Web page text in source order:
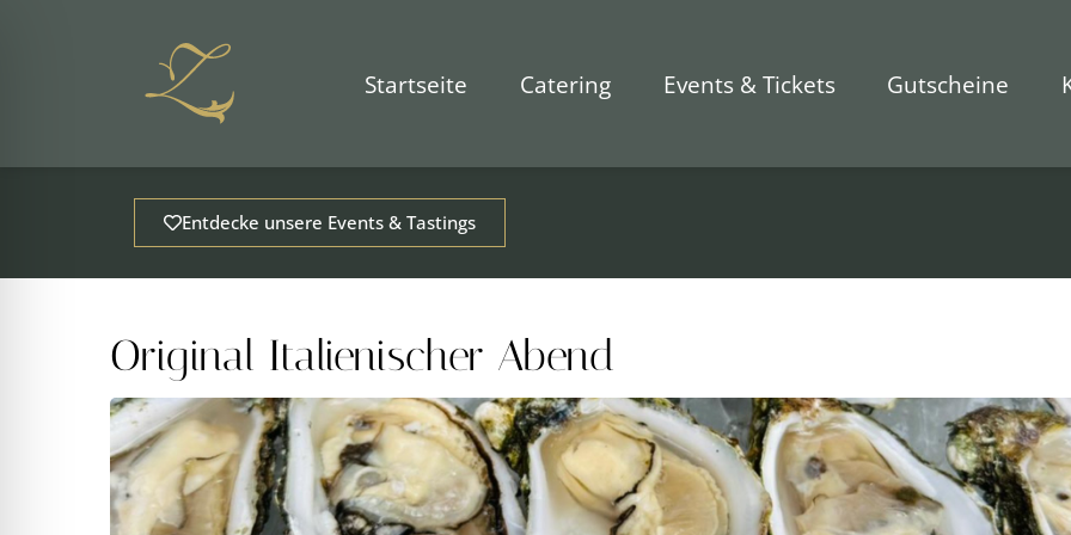
Startseite Catering Events & Tickets Gutscheine
Entdecke unsere Events & Tastings
Original Italienischer Abend